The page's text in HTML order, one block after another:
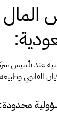
عند تأسيس
القانوني
محدودة: